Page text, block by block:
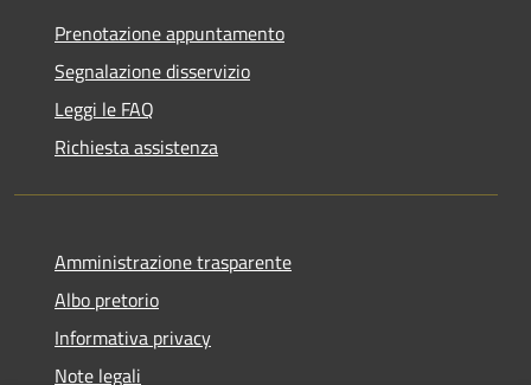
Prenotazione appuntamento
Segnalazione disservizio
Leggi le FAQ
Richiesta assistenza
Amministrazione trasparente
Albo pretorio
Informativa privacy
Note legali